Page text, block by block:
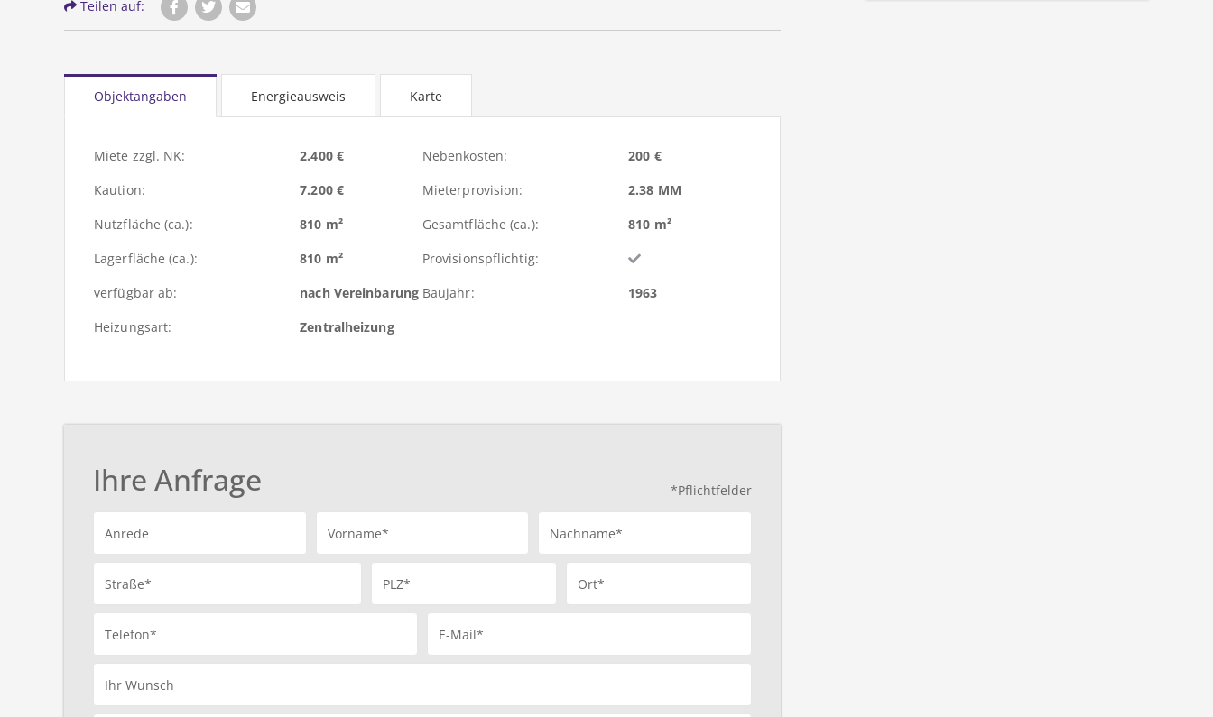
Teilen auf:
Objektangaben Energieausweis Karte
Miete zzgl. NK: 2.400 € Nebenkosten:
200 €
Kaution:
7.200 € Mieterprovision:
2.38 MM
Nutzfläche (ca.):
810 m² Gesamtfläche (ca.):
810 m²
Lagerfläche (ca.):
810 m²
Provisionspflichtig:
verfügbar ab:
nach Vereinbarung Baujahr:
1963
Heizungsart:
Zentralheizung
*Pflichtfelder
Ihre Anfrage
Anrede Vorname* Nachname*
Straße* PLZ* Ort*
Telefon* E-Mail*
Ihr Wunsch